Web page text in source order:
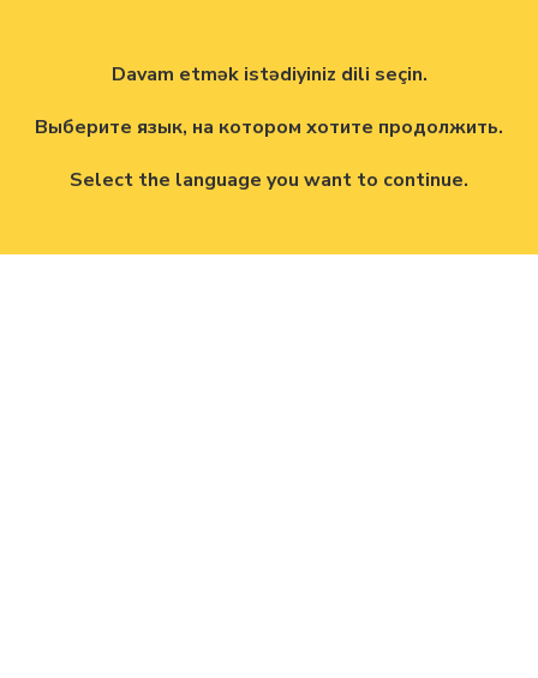
Davam etmək istədiyiniz dili seçin.
Выберите язык, на котором хотите продолжить.
Select the language you want to continue.